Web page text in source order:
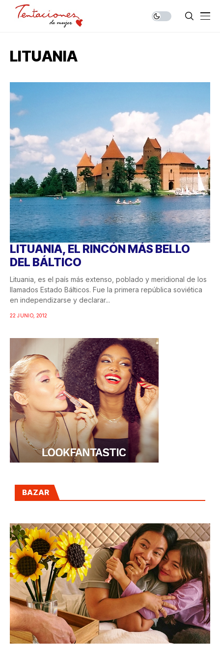
LITUANIA
LITUANIA, EL RINCÓN MÁS BELLO
DEL BÁLTICO
Lituania, es el país más extenso, poblado y meridional de los
llamados Estado Bálticos. Fue la primera república soviética
en independizarse y declarar...
22 JUNIO, 2012
BAZAR